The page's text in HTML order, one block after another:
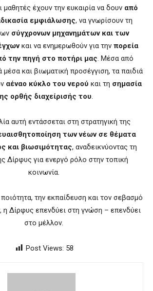
έχουν την ευκαιρία να δουν από
εμφιάλωσης, να γνωρίσουν τη
σύγχρονων μηχανημάτων και των
και να ενημερωθούν για την πορεία
την πηγή στο ποτήρι μας. Μέσα από
μέσα και βιωματική προσέγγιση, τα παιδιά
αέναο κύκλο του νερού και τη σημασία
ορθής διαχείρισής του.
αυτή εντάσσεται στη στρατηγική της
των νέων σε θέματα
και βιωσιμότητας, αναδεικνύοντας τη
Δίρφυς για ενεργό ρόλο στην τοπική
κοινωνία.
την εκπαίδευση και τον σεβασμό
η Δίρφυς επενδύει στη γνώση – επενδύει
στο μέλλον.
Post Views: 58